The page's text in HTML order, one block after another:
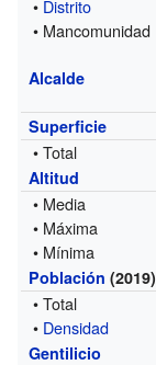
• Distrito
• Mancomunidad
Alcalde
Superficie
• Total
Altitud
• Media
• Máxima
• Mínima
Población (2019)
• Total
• Densidad
Gentilicio